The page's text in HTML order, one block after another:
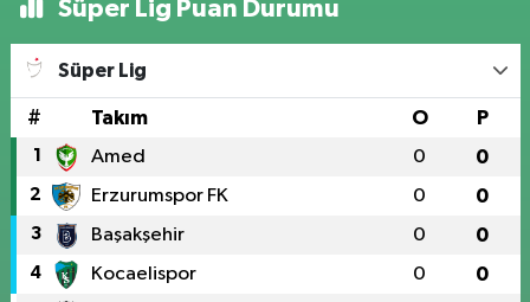
Süper Lig Puan Durumu
Süper Lig
# Takım O P
1 Amed 0 0
2 Erzurumspor FK 0 0
3 Başakşehir 0 0
4 Kocaelispor 0 0